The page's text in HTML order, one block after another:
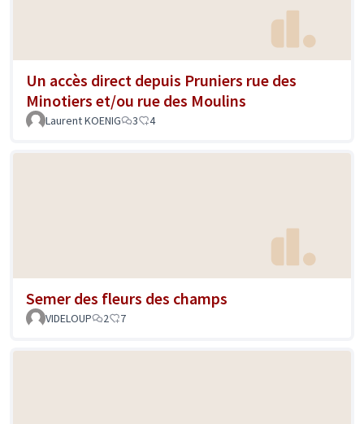
Un accès direct depuis Pruniers rue des
Minotiers et/ou rue des Moulins
Laurent KOENIG 3 4
Semer des fleurs des champs
VIDELOUP 2 7